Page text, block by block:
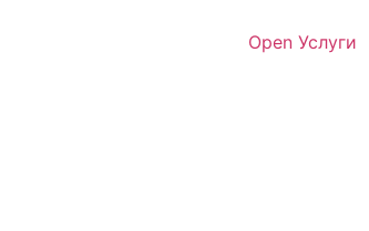
Open Услуги